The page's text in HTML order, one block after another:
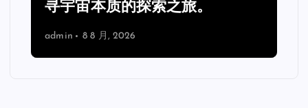
寻宇宙本质的探索之旅。
admin 8 8 月, 2026